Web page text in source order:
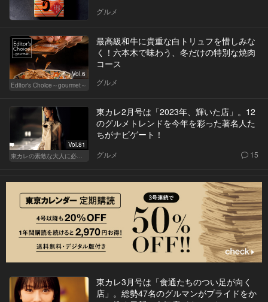
グルメ
Vol.6
Editor's Choice～gourmet～
最高級和牛に貴重な白トリュフを惜しみな
く！六本木で味わう、冬だけの特別な焼肉
コース
グルメ
Vol.81
東カレの素敵な大人に必要なこと
東カレ2月号は「2023年、輝いた店」。12
のグルメトレンドを今年を彩った著名人た
ちがナビゲート！
グルメ 15
東カレ3月号は「食通たちのつい足が向く
店」。総勢47名のグルマンがプライドをか